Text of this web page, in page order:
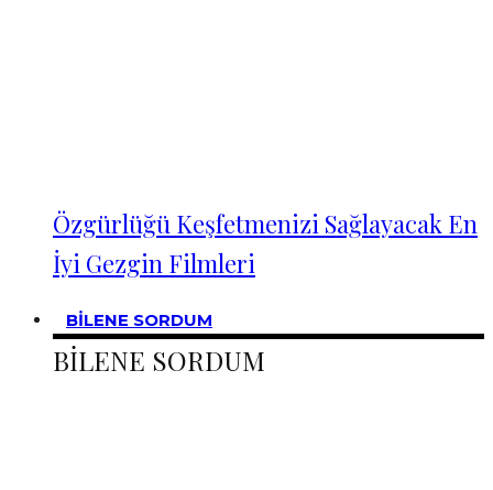
Özgürlüğü Keşfetmenizi Sağlayacak En
İyi Gezgin Filmleri
BİLENE SORDUM
BİLENE SORDUM